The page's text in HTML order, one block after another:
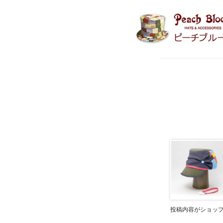
投稿内容がショッ